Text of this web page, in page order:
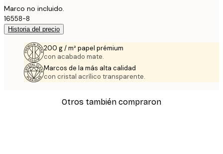
Marco no incluido.
16558-8
Historia del precio
200 g / m² papel prémium
con acabado mate.
Marcos de la más alta calidad
con cristal acrílico transparente.
Otros también compraron